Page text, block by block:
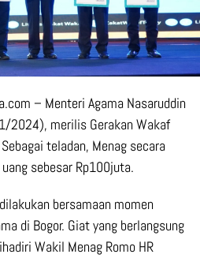
– Menteri Agama Nasaruddin
2024), merilis Gerakan Wakaf
teladan, Menag secara
sebesar Rp100juta.
bersamaan momen
di Bogor. Giat yang berlangsung
Wakil Menag Romo HR